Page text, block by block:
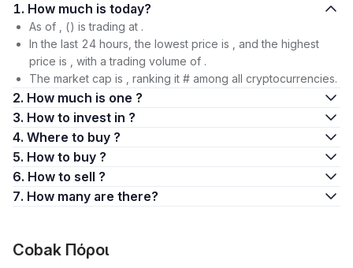
1. How much is today?
As of , () is trading at .
In the last 24 hours, the lowest price is , and the highest
price is , with a trading volume of .
The market cap is , ranking it # among all cryptocurrencies.
2. How much is one ?
3. How to invest in ?
4. Where to buy ?
5. How to buy ?
6. How to sell ?
7. How many are there?
Cobak Πόροι